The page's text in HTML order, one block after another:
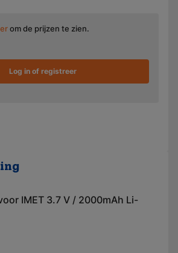
om de prijzen te zien.
Log in of registreer
IMET 3.7 V / 2000mAh Li-